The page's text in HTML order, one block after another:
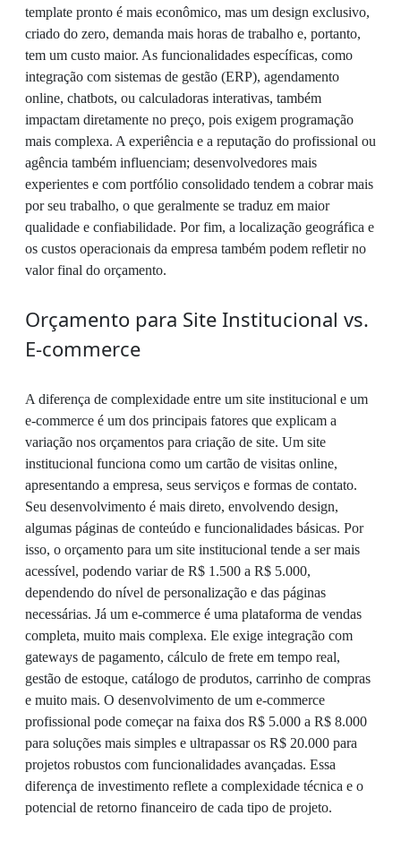
template pronto é mais econômico, mas um design exclusivo,
criado do zero, demanda mais horas de trabalho e, portanto,
tem um custo maior. As funcionalidades específicas, como
integração com sistemas de gestão (ERP), agendamento
online, chatbots, ou calculadoras interativas, também
impactam diretamente no preço, pois exigem programação
mais complexa. A experiência e a reputação do profissional ou
agência também influenciam; desenvolvedores mais
experientes e com portfólio consolidado tendem a cobrar mais
por seu trabalho, o que geralmente se traduz em maior
qualidade e confiabilidade. Por fim, a localização geográfica e
os custos operacionais da empresa também podem refletir no
valor final do orçamento.
Orçamento para Site Institucional vs.
E-commerce
A diferença de complexidade entre um site institucional e um
e-commerce é um dos principais fatores que explicam a
variação nos orçamentos para criação de site. Um site
institucional funciona como um cartão de visitas online,
apresentando a empresa, seus serviços e formas de contato.
Seu desenvolvimento é mais direto, envolvendo design,
algumas páginas de conteúdo e funcionalidades básicas. Por
isso, o orçamento para um site institucional tende a ser mais
acessível, podendo variar de R$ 1.500 a R$ 5.000,
dependendo do nível de personalização e das páginas
necessárias. Já um e-commerce é uma plataforma de vendas
completa, muito mais complexa. Ele exige integração com
gateways de pagamento, cálculo de frete em tempo real,
gestão de estoque, catálogo de produtos, carrinho de compras
e muito mais. O desenvolvimento de um e-commerce
profissional pode começar na faixa dos R$ 5.000 a R$ 8.000
para soluções mais simples e ultrapassar os R$ 20.000 para
projetos robustos com funcionalidades avançadas. Essa
diferença de investimento reflete a complexidade técnica e o
potencial de retorno financeiro de cada tipo de projeto.